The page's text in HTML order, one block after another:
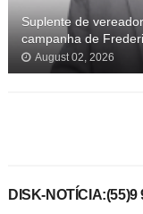
Suplente de
campanha de
August 02, 2026
DISK-NOTÍCIA:(55)9